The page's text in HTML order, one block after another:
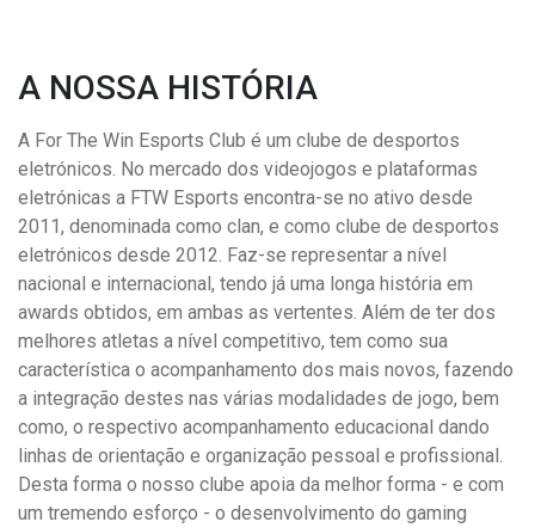
A NOSSA HISTÓRIA
A For The Win Esports Club é um clube de desportos
eletrónicos. No mercado dos videojogos e plataformas
eletrónicas a FTW Esports encontra-se no ativo desde
2011, denominada como clan, e como clube de desportos
eletrónicos desde 2012. Faz-se representar a nível
nacional e internacional, tendo já uma longa história em
awards obtidos, em ambas as vertentes. Além de ter dos
melhores atletas a nível competitivo, tem como sua
característica o acompanhamento dos mais novos, fazendo
a integração destes nas várias modalidades de jogo, bem
como, o respectivo acompanhamento educacional dando
linhas de orientação e organização pessoal e profissional.
Desta forma o nosso clube apoia da melhor forma - e com
um tremendo esforço - o desenvolvimento do gaming